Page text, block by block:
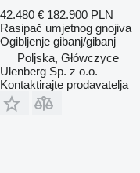
42.480 € 182.900 PLN
Rasipač umjetnog gnojiva
Ogibljenje gibanj/gibanj
Poljska, Główczyce
Ulenberg Sp. z o.o.
Kontaktirajte prodavatelja